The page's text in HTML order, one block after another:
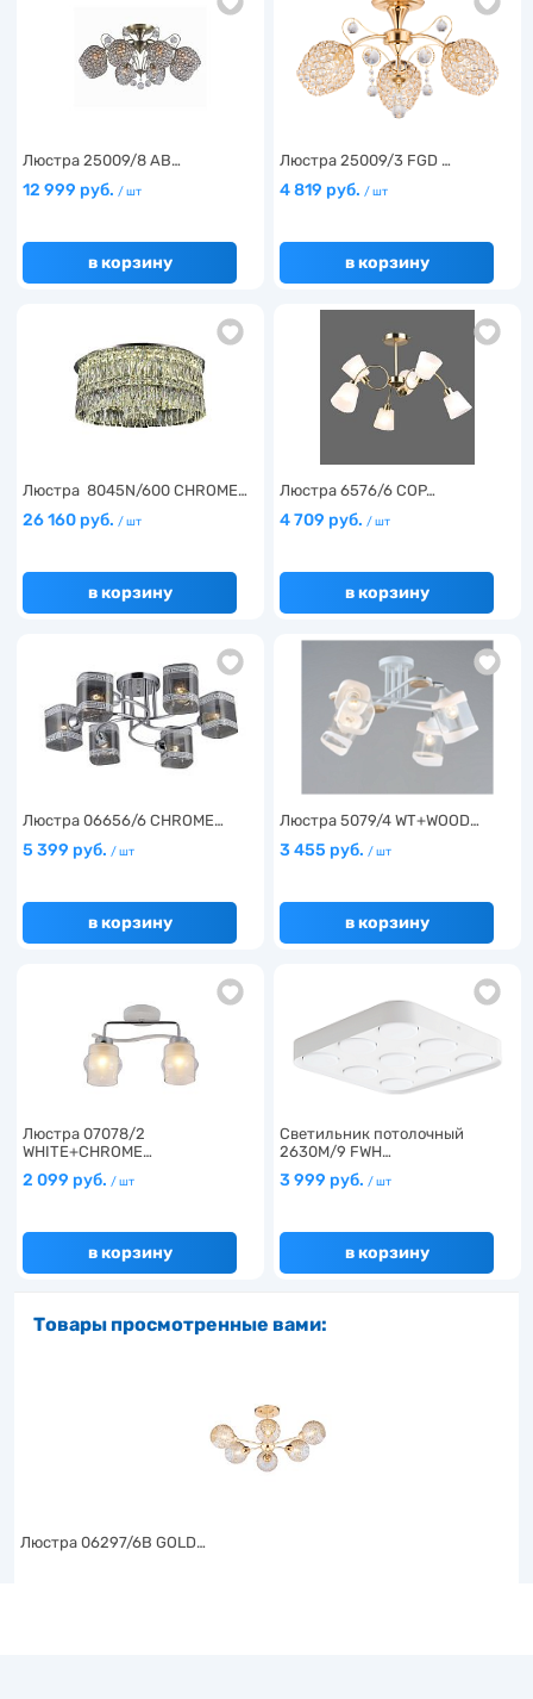
Люстра 25009/8 AB…
12 999 руб. / шт
в корзину
Люстра 25009/3 FGD …
4 819 руб. / шт
в корзину
Люстра 8045N/600 CHROME…
26 160 руб. / шт
в корзину
Люстра 6576/6 COP…
4 709 руб. / шт
в корзину
Люстра 06656/6 CHROME…
5 399 руб. / шт
в корзину
Люстра 5079/4 WT+WOOD…
3 455 руб. / шт
в корзину
Люстра 07078/2
WHITE+CHROME…
2 099 руб. / шт
в корзину
Светильник потолочный
2630M/9 FWH…
3 999 руб. / шт
в корзину
Товары просмотренные вами:
Люстра 06297/6B GOLD…